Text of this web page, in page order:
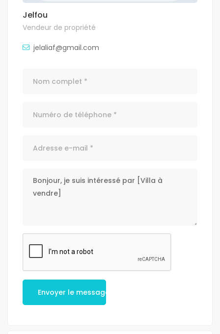
Jelfou
Vendeur de propriété
jelaliaf@gmail.com
Envoyer le message